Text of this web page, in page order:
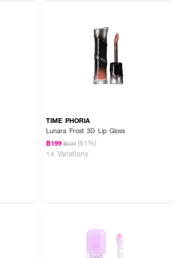
วแอปพลิเคเตอร์แบบหลอด
พื่อเพิ่มความเงาวาวและความชุ่มชื้น
TIME PHORIA
Lunara Frost 3D Lip Gloss
฿199 ฿509 (61%)
14 Variations